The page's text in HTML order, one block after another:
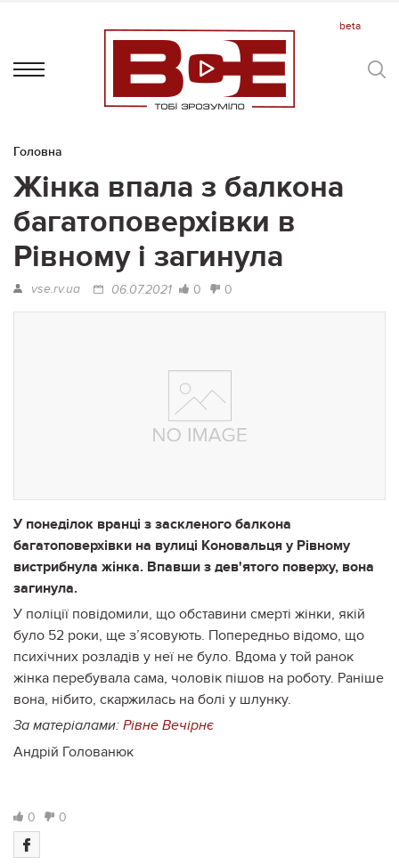
Головна
Жінка впала з балкона
багатоповерхівки в
Рівному і загинула
vse.rv.ua 06.07.2021 0 0
У понеділок вранці з заскленого балкона
багатоповерхівки на вулиці Коновальця у Рівному
вистрибнула жінка. Впавши з дев'ятого поверху, вона
загинула.
У поліції повідомили, що обставини смерті жінки, якій
було 52 роки, ще з’ясовують. Попередньо відомо, що
психічних розладів у неї не було. Вдома у той ранок
жінка перебувала сама, чоловік пішов на роботу. Раніше
вона, нібито, скаржилась на болі у шлунку.
За матеріалами: Рівне Вечірнє
Андрій Голованюк
0 0